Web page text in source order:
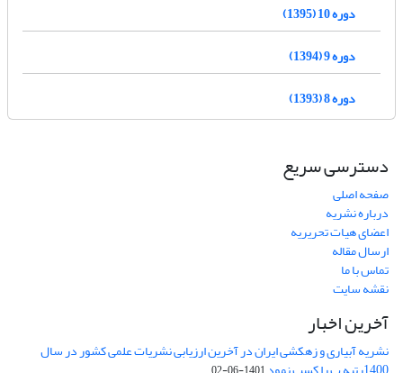
دوره 10 (1395)
دوره 9 (1394)
دوره 8 (1393)
دسترسی سریع
صفحه اصلی
درباره نشریه
اعضای هیات تحریریه
ارسال مقاله
تماس با ما
نقشه سایت
آخرین اخبار
نشریه آبیاری و زهکشی ایران در آخرین ارزیابی نشریات علمی کشور در سال